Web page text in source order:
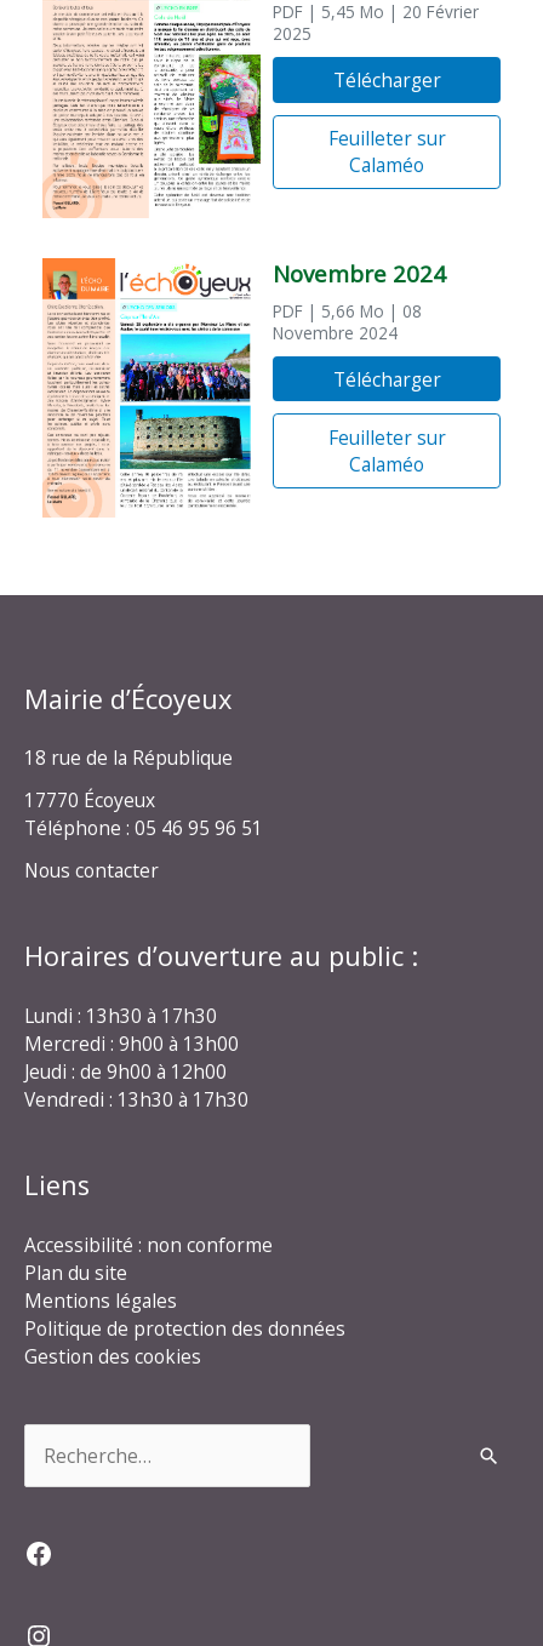
PDF | 5,45 Mo | 20 Février
2025
Télécharger
Feuilleter sur
Calaméo
Novembre 2024
PDF | 5,66 Mo | 08
Novembre 2024
Télécharger
Feuilleter sur
Calaméo
Mairie d’Écoyeux
18 rue de la République
17770 Écoyeux
Téléphone : 05 46 95 96 51
Nous contacter
Horaires d’ouverture au public :
Lundi : 13h30 à 17h30
Mercredi : 9h00 à 13h00
Jeudi : de 9h00 à 12h00
Vendredi : 13h30 à 17h30
Liens
Accessibilité : non conforme
Plan du site
Mentions légales
Politique de protection des données
Gestion des cookies
Facebook
Instagram